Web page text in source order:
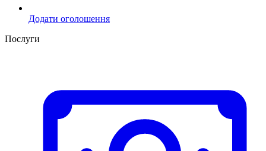
Додати оголошення
Послуги